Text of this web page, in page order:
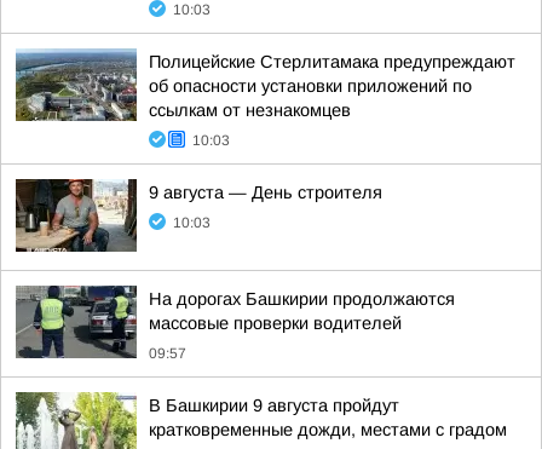
10:03
Полицейские Стерлитамака предупреждают
об опасности установки приложений по
ссылкам от незнакомцев
10:03
9 августа — День строителя
10:03
На дорогах Башкирии продолжаются
массовые проверки водителей
09:57
В Башкирии 9 августа пройдут
кратковременные дожди, местами с градом